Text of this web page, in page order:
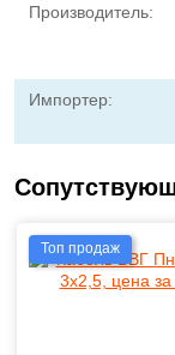
Производитель:
Импортер:
Топ продаж